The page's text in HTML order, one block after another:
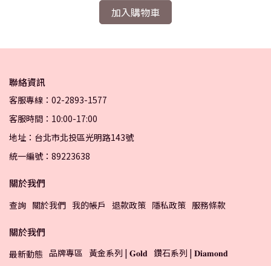
加入購物車
聯絡資訊
客服專線：02-2893-1577
客服時間：10:00-17:00
地址：台北市北投區光明路143號
統一編號：89223638
關於我們
查詢 關於我們 我的帳戶 退款政策 隱私政策 服務條款
關於我們
最新動態 品牌專區 黃金系列 | 𝐆𝐨𝐥𝐝 鑽石系列 | 𝐃𝐢𝐚𝐦𝐨𝐧𝐝